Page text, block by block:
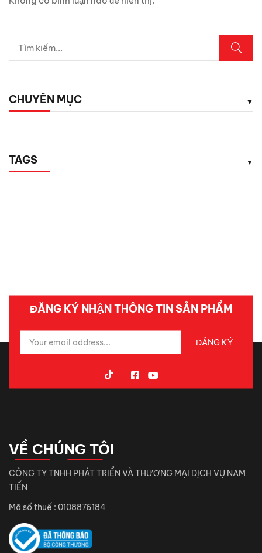
CHUYÊN MỤC
TAGS
ĐĂNG KÝ NHẬN THÔNG TIN SẢN PHẨM
VỀ CHÚNG TÔI
CÔNG TY TNHH PHÁT TRIỂN VÀ THƯƠNG MẠI DỊCH VỤ NAM
TIẾN
Mã số thuế : 0108876184